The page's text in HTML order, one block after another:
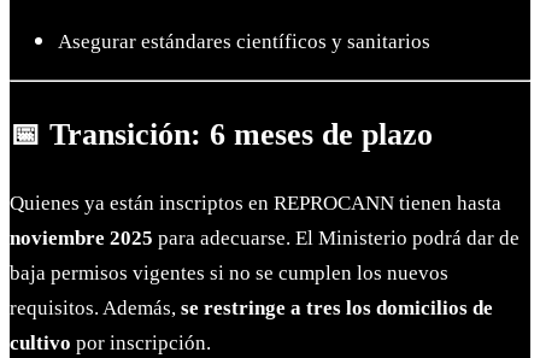
Asegurar estándares científicos y sanitarios
📅 Transición: 6 meses de plazo
Quienes ya están inscriptos en REPROCANN tienen hasta
noviembre 2025 para adecuarse. El Ministerio podrá dar de
baja permisos vigentes si no se cumplen los nuevos
requisitos. Además, se restringe a tres los domicilios de
cultivo por inscripción.